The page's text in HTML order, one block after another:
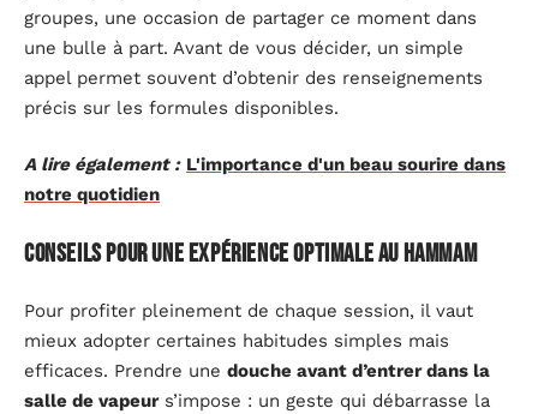
groupes, une occasion de partager ce moment dans
une bulle à part. Avant de vous décider, un simple
appel permet souvent d’obtenir des renseignements
précis sur les formules disponibles.
A lire également : L'importance d'un beau sourire dans
notre quotidien
Conseils pour une expérience optimale au hammam
Pour profiter pleinement de chaque session, il vaut
mieux adopter certaines habitudes simples mais
efficaces. Prendre une douche avant d’entrer dans la
salle de vapeurs’impose : un geste qui débarrasse la